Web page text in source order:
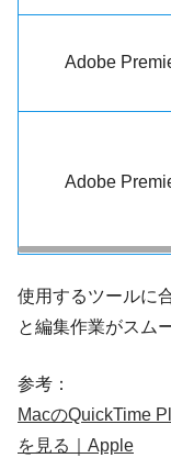
Adobe
Adobe
使用するツールに
と編集作業がスム
参考：
MacのQuickTime
を見る｜Apple